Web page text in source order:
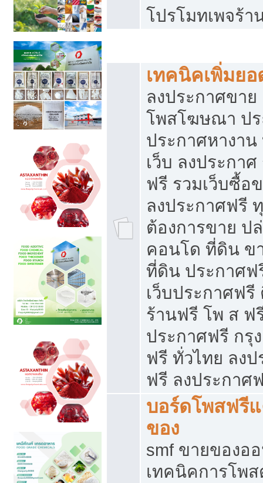
โปรโมทเพจร้า
เทคนิคเพิ่มย
ลงประกาศขา
โพสโฆษณา ป
ประกาศหางา
เว็บ ลงประกา
ฟรี รวมเว็บซื้อ
ลงประกาศฟรี
ต้องการขาย ป
คอนโด ที่ดิน ข
ที่ดิน ประกาศฟ
เว็บประกาศฟ
ร้านฟรี โพ ส ฟ
ประกาศฟรี กรุ
ฟรี ทั่วไทย ลง
ฟรี ลงประกาศ
บอร์ดโพสฟรี
ของ
smf ขายของอ
เทคนิคการโพ